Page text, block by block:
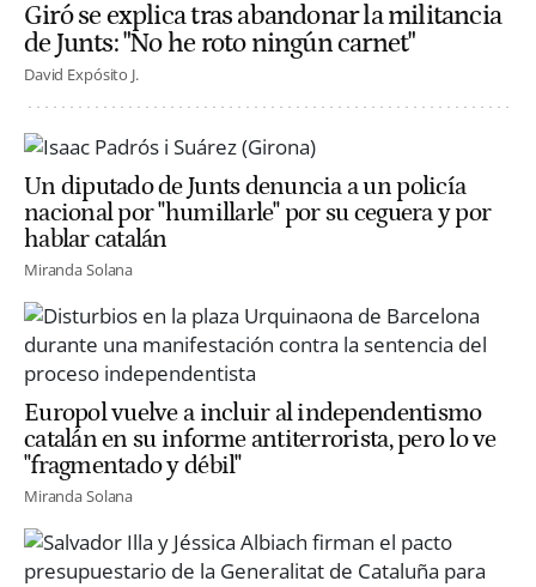
Giró se explica tras abandonar la militancia
de Junts: "No he roto ningún carnet"
David Expósito J.
Un diputado de Junts denuncia a un policía
nacional por "humillarle" por su ceguera y por
hablar catalán
Miranda Solana
Europol vuelve a incluir al independentismo
catalán en su informe antiterrorista, pero lo ve
"fragmentado y débil"
Miranda Solana